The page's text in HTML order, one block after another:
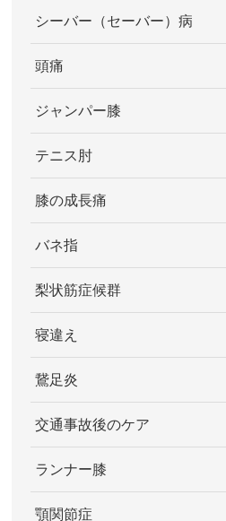
シーバー（セーバー）病
頭痛
ジャンパー膝
テニス肘
膝の成長痛
バネ指
梨状筋症候群
寝違え
鵞足炎
交通事故後のケア
ランナー膝
顎関節症